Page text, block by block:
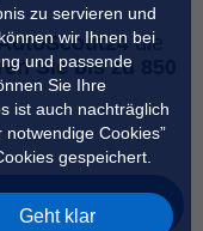
zu servieren und
wir Ihnen bei
und passende
Sie Ihre
ist auch nachträglich
Cookies”
gespeichert.
Geht klar
die
Sie bis zu 850